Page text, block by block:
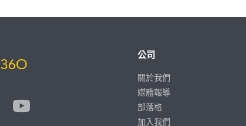
公司
關於我們
媒體報導
部落格
加入我們